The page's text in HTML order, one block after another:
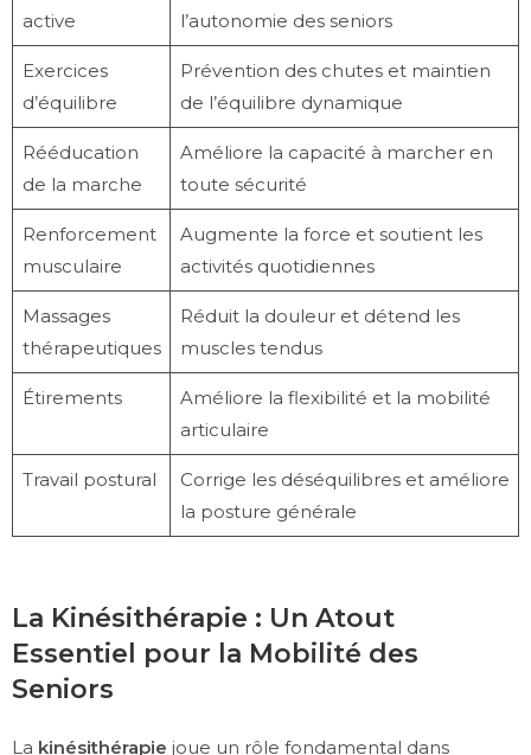
active
l’autonomie des seniors
Exercices
d’équilibre
Prévention des chutes et maintien
de l’équilibre dynamique
Rééducation
de la marche
Améliore la capacité à marcher en
toute sécurité
Renforcement
musculaire
Augmente la force et soutient les
activités quotidiennes
Massages
thérapeutiques
Réduit la douleur et détend les
muscles tendus
Étirements
Améliore la flexibilité et la mobilité
articulaire
Travail postural
Corrige les déséquilibres et améliore
la posture générale
La Kinésithérapie : Un Atout
Essentiel pour la Mobilité des
Seniors
La kinésithérapie joue un rôle fondamental dans